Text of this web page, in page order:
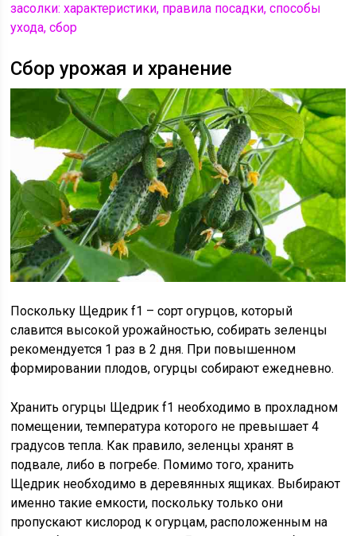
засолки: характеристики, правила посадки, способы
ухода, сбор
Сбор урожая и хранение
Поскольку Щедрик f1 – сорт огурцов, который
славится высокой урожайностью, собирать зеленцы
рекомендуется 1 раз в 2 дня. При повышенном
формировании плодов, огурцы собирают ежедневно.
Хранить огурцы Щедрик f1 необходимо в прохладном
помещении, температура которого не превышает 4
градусов тепла. Как правило, зеленцы хранят в
подвале, либо в погребе. Помимо того, хранить
Щедрик необходимо в деревянных ящиках. Выбирают
именно такие емкости, поскольку только они
пропускают кислород к огурцам, расположенным на